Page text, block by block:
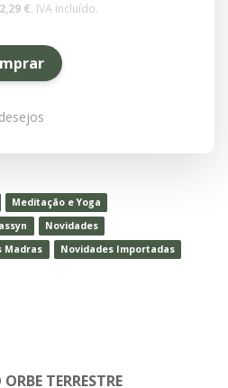
2,29 €. IVA incluído.
Meditação e Yoga
Novidades
Madras
Novidades Importadas
TERRESTRE